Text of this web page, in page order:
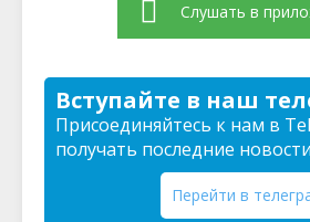
Слушать в
Вступайте в наш
Присоединяйтесь к нам в
получать последние
Перейти в